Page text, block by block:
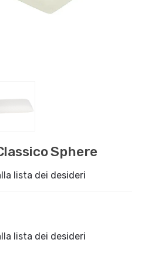
Sphere
lista dei desideri
lista dei desideri